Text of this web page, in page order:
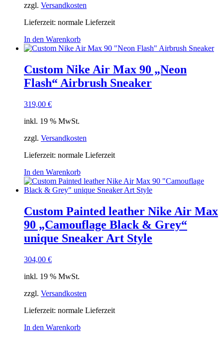
zzgl. Versandkosten
Lieferzeit: normale Lieferzeit
In den Warenkorb
Custom Nike Air Max 90 „Neon
Flash“ Airbrush Sneaker
319,00 €
inkl. 19 % MwSt.
zzgl. Versandkosten
Lieferzeit: normale Lieferzeit
In den Warenkorb
Custom Painted leather Nike Air Max
90 „Camouflage Black & Grey“
unique Sneaker Art Style
304,00 €
inkl. 19 % MwSt.
zzgl. Versandkosten
Lieferzeit: normale Lieferzeit
In den Warenkorb